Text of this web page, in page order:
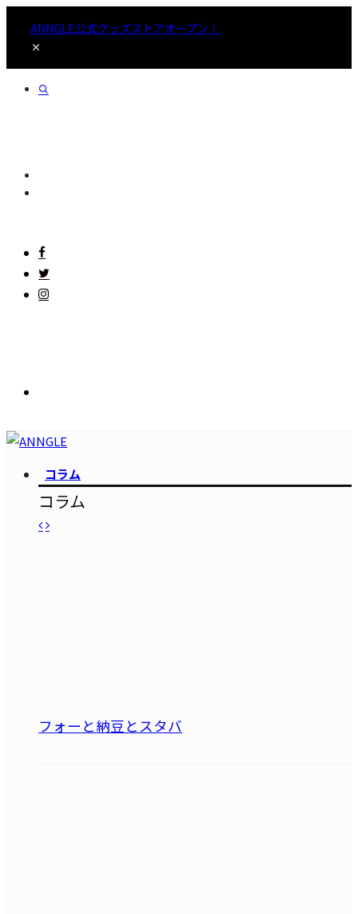
ANNGLE公式グッズストアオープン！
コラム
コラム
フォーと納豆とスタバ